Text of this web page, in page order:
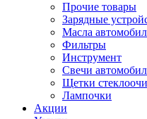
Прочие товары
Зарядные
Масла
Фильтры
Инструмент
Свечи
Щетки
Лампочки
Акции